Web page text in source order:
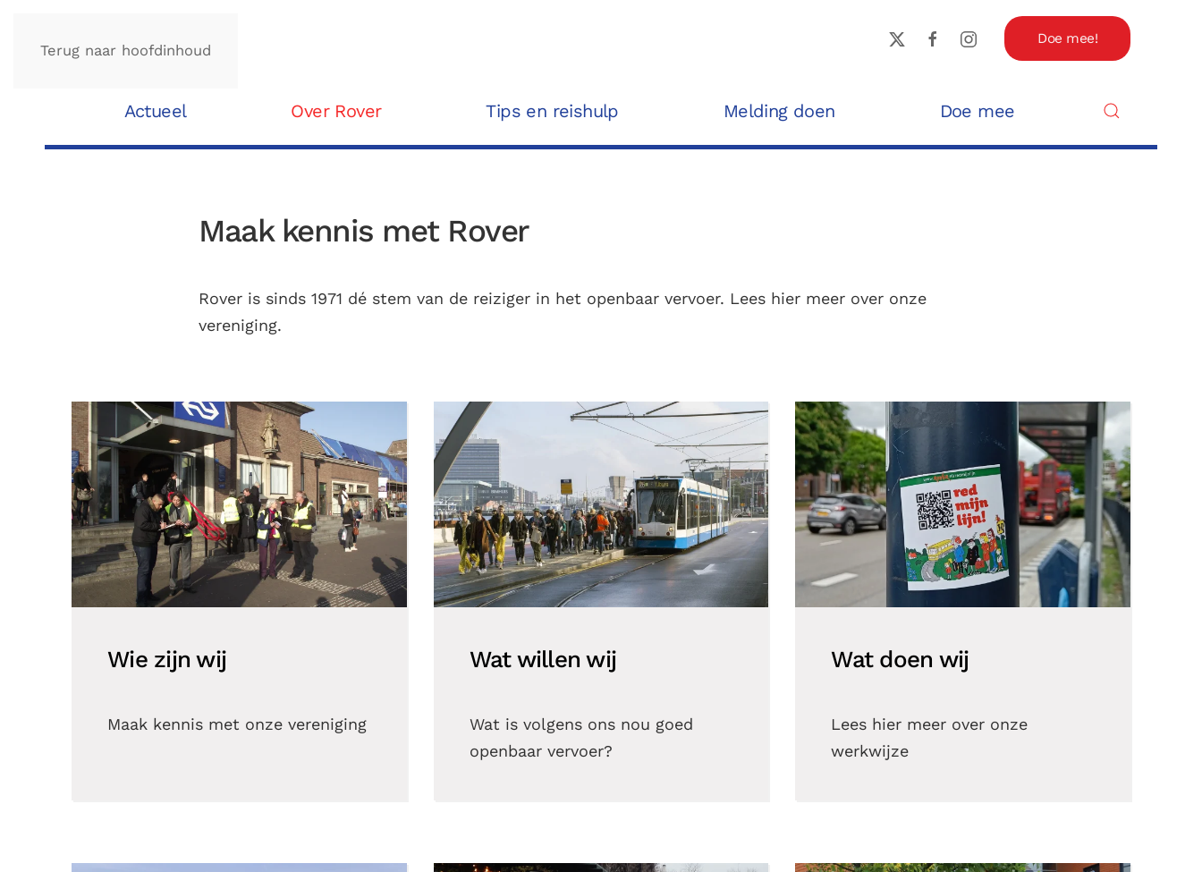
Terug naar hoofdinhoud
Doe mee!
Actueel Over Rover Tips en reishulp Melding doen Doe mee
Maak kennis met Rover
Rover is sinds 1971 dé stem van de reiziger in het openbaar vervoer. Lees hier meer over onze
vereniging.
Wie zijn wij
Maak kennis met onze vereniging
Wat willen wij
Wat is volgens ons nou goed
openbaar vervoer?
Wat doen wij
Lees hier meer over onze
werkwijze